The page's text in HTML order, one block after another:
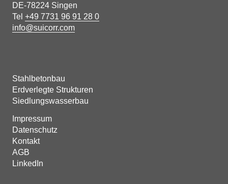
DE-78224 Singen
Tel +49 7731 96 91 28 0
info@suicorr.com
Stahlbetonbau
Erdverlegte Strukturen
Siedlungswasserbau
Impressum
Datenschutz
Kontakt
AGB
LinkedIn